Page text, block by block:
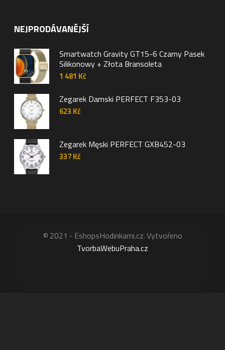
NEJPRODÁVANĚJŠÍ
Smartwatch Gravity GT15-6 Czarny Pasek
Silikonowy + Złota Bransoleta
1 481 Kč
Zegarek Damski PERFECT F353-03
623 Kč
Zegarek Męski PERFECT GXB452-03
337Kč
© 2021 - EshopsHodinkami.cz. Vytvořeno
TvorbaWebuPraha.cz